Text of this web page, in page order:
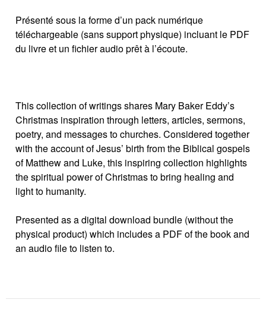
Présenté sous la forme d’un pack numérique
téléchargeable (sans support physique) incluant le PDF
du livre et un fichier audio prêt à l’écoute.
This collection of writings shares Mary Baker Eddy’s
Christmas inspiration through letters, articles, sermons,
poetry, and messages to churches. Considered together
with the account of Jesus’ birth from the Biblical gospels
of Matthew and Luke, this inspiring collection highlights
the spiritual power of Christmas to bring healing and
light to humanity.
Presented as a digital download bundle (without the
physical product) which includes a PDF of the book and
an audio file to listen to.